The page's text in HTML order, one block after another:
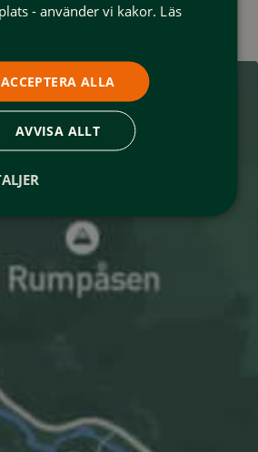
- använder vi kakor. Läs
ACCEPTERA ALLA
AVVISA ALLT